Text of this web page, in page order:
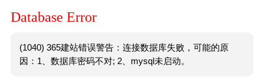
Database Error
(1040) 365建站错误警告：连接数据库失败，可能的原
因：1、数据库密码不对; 2、mysql未启动。